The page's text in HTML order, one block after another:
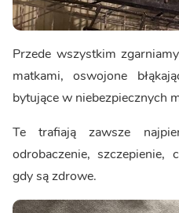
Przede wszystkim
matkami, oswojone
bytujące w niebezpiecznych
Te trafiają zawsze
odrobaczenie, szczepienie,
gdy są zdrowe.